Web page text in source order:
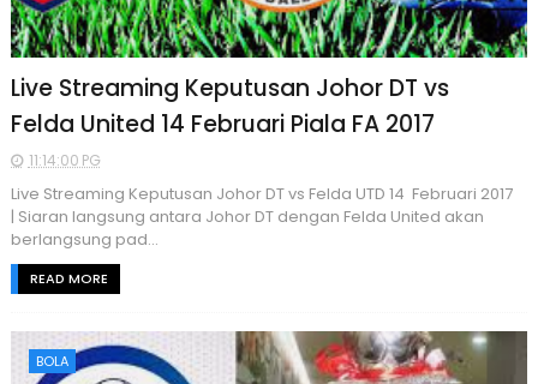
Live Streaming Keputusan Johor DT vs
Felda United 14 Februari Piala FA 2017
11:14:00 PG
Live Streaming Keputusan Johor DT vs Felda UTD 14 Februari 2017
| Siaran langsung antara Johor DT dengan Felda United akan
berlangsung pad...
READ MORE
BOLA